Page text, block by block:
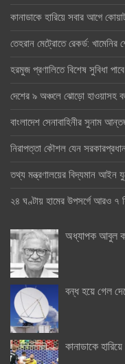
কানাডাকে হারিয়ে সবার আগে
তেহরান মেট্রোতে রেকর্ড: খামেনির
হরমুজ প্রণালিতে বিশেষ সুবিধা
দেশের ৯ অঞ্চলে ঝোড়ো হাওয়াসহ
বাংলাদেশ সেনাবাহিনীর সুনাম
নিরাপত্তা কৌশল যেন
তথ্য মন্ত্রণালয়ের বিদ্যমান আইন
২৪ ঘণ্টায় হামের উপসর্গে আরও ৭
অধ্যাপক আবুল
বন্ধ হয়ে গেল
কানাডাকে